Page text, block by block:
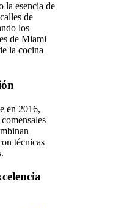
la esencia de
de
los
de Miami
la cocina
en 2016,
técnicas